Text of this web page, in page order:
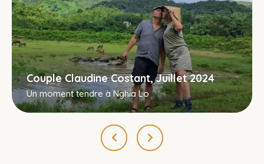
Couple Claudine Costant, Juillet 2024
Un moment tendre à Nghia Lo